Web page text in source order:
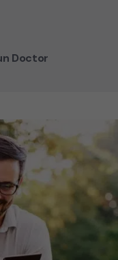
Doctor